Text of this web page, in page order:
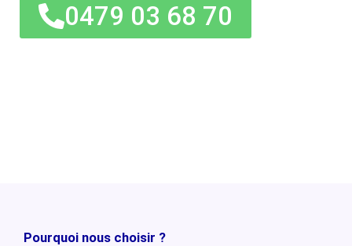
0479 03 68 70
Pourquoi nous choisir ?